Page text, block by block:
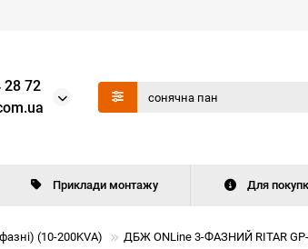
28 72
Приклади монтажу Для
(10-200KVA) ДБЖ ONLine 3-ФАЗНИЙ RITAR GP-